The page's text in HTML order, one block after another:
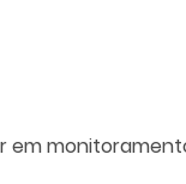
em